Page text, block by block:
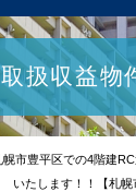
)
取扱収益物
幌市豊平区での4階建
いたします！！【札幌